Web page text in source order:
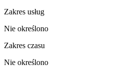
Zakres usług
Nie określono
Zakres czasu
Nie określono